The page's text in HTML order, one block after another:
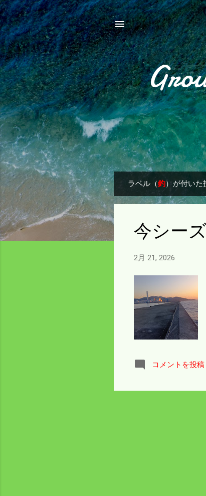
稿
ラベル（釣）が付いた
今シー
2月 21, 2026
コメントを投稿